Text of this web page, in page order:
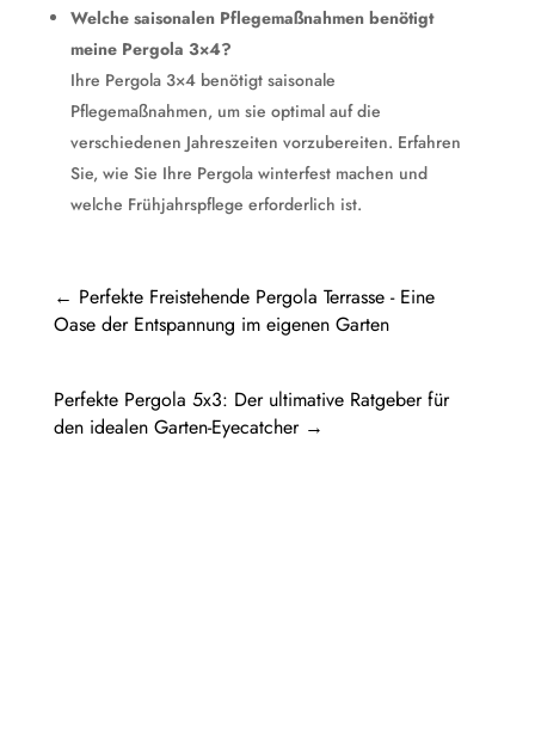
Welche saisonalen Pflegemaßnahmen benötigt
meine Pergola 3×4?
Ihre Pergola 3×4 benötigt saisonale
Pflegemaßnahmen, um sie optimal auf die
verschiedenen Jahreszeiten vorzubereiten. Erfahren
Sie, wie Sie Ihre Pergola winterfest machen und
welche Frühjahrspflege erforderlich ist.
← Perfekte Freistehende Pergola Terrasse - Eine
Oase der Entspannung im eigenen Garten
Perfekte Pergola 5x3: Der ultimative Ratgeber für
den idealen Garten-Eyecatcher→